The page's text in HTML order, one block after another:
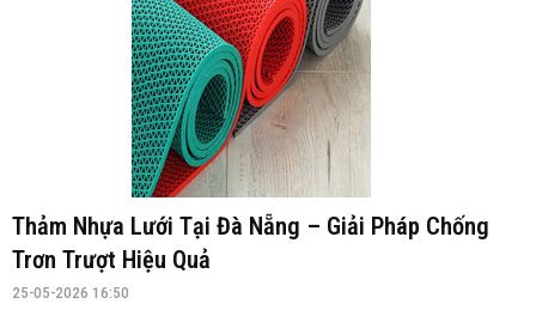
Thảm Nhựa Lưới Tại Đà Nẵng – Giải Pháp Chống
Trơn Trượt Hiệu Quả
25-05-2026 16:50